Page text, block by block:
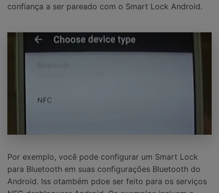
confiança a ser pareado com o Smart Lock Android.
Por exemplo, você pode configurar um Smart Lock
para Bluetooth em suas configurações Bluetooth do
Android. Iss otambém pdoe ser feito para os serviços